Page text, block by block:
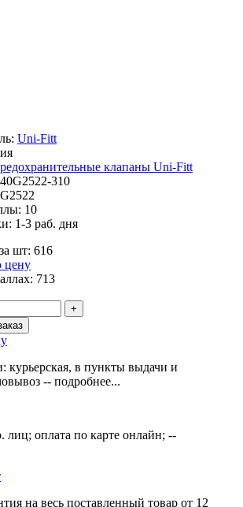
Uni-Fitt
клапаны Uni-Fitt
310
10
1-3 раб. дня
шт: 616
цену
713
+
курьерская, в пункты выдачи и
-- подробнее...
оплата по карте онлайн; --
на весь поставленный товар от 12